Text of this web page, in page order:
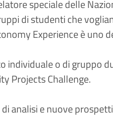
speciale delle
di studenti che
Experience è uno
individuale o di gruppo
Projects Challenge.
analisi e nuove